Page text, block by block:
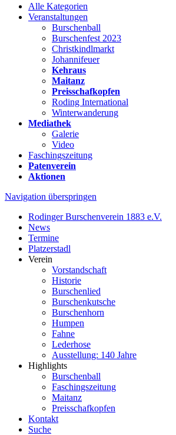
Alle Kategorien
Veranstaltungen
Burschenball
Burschenfest 2023
Christkindlmarkt
Johannifeuer
Kehraus
Maitanz
Preisschafkopfen
Roding International
Winterwanderung
Mediathek
Galerie
Video
Faschingszeitung
Patenverein
Aktionen
Navigation überspringen
Rodinger Burschenverein 1883 e.V.
News
Termine
Platzerstadl
Verein
Vorstandschaft
Historie
Burschenlied
Burschenkutsche
Burschenhorn
Humpen
Fahne
Lederhose
Ausstellung: 140 Jahre
Highlights
Burschenball
Faschingszeitung
Maitanz
Preisschafkopfen
Kontakt
Suche